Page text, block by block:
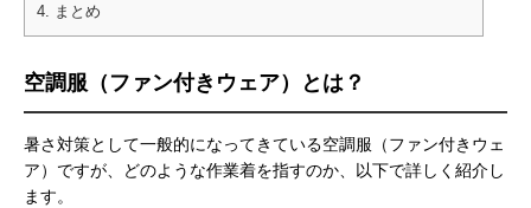
4.
まとめ
空調服（ファン付きウェア）とは？
暑さ対策として一般的になってきている空調服（ファン付きウェ
ア）ですが、どのような作業着を指すのか、以下で詳しく紹介し
ます。